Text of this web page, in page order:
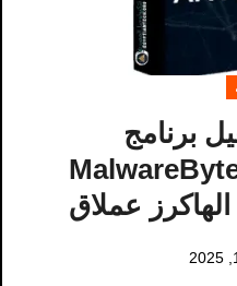
برنامج